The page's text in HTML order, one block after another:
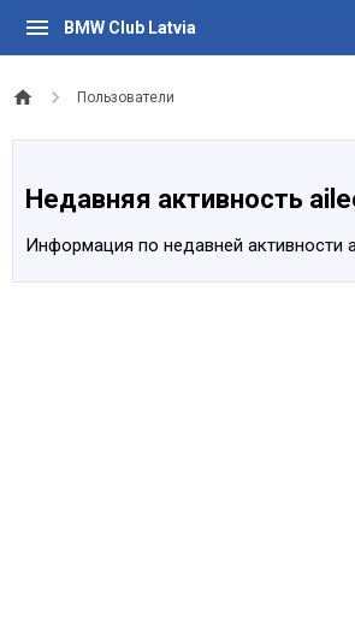
BMW Club Latvia
Пользователи
Недавняя активность
Информация по недавней активности